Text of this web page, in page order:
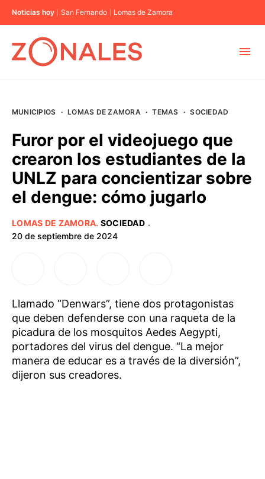
Noticias hoy San Fernando Lomas de Zamora
BUENOS AIRES
PROVINCIAS
ELECCIONES 2023
MUNICIPIOS · LOMAS DE ZAMORA · TEMAS · SOCIEDAD
Furor por el videojuego que
crearon los estudiantes de la
UNLZ para concientizar sobre
el dengue: cómo jugarlo
LOMAS DE ZAMORA. SOCIEDAD ·
20 de septiembre de 2024
Llamado “Denwars”, tiene dos protagonistas
que deben defenderse con una raqueta de la
picadura de los mosquitos Aedes Aegypti,
portadores del virus del dengue. “La mejor
manera de educar es a través de la diversión”,
dijeron sus creadores.